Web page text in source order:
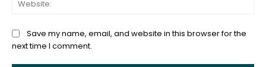
Save my name, email, and website in this browser for the
next time I comment.